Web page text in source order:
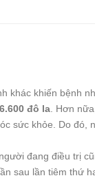
khác khiến bệnh
đô la . Hơn
sức khỏe. Do đó,
đang điều trị
sau lần tiêm thứ